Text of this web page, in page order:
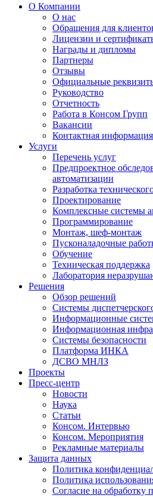
О Компании
О нас
Обращения для
Лицензии и
Награды и дипломы
Партнеры
Отзывы
Официальные
Руководство
Отчетность
Работа в Консом Групп
Вакансии
Контактная информация
Услуги
Перечень услуг
Предпроектное
автоматизации
Разработка
Проектирование
Комплексные системы
Программирование
Монтаж, шеф-монтаж
Пусконаладочные
Обучение
Техническая поддержка
Лаборатория
Решения
Обзор решений
Системы
Информационные
Информационная
Системы безопасности
Платформа ИНКА
ДСВО МНЛЗ
Проекты
Пресс-центр
Новости
Наука
Статьи
Консом. Интервью
Консом. Мероприятия
Рекламные материалы
Защита данных
Политика
Политика
Согласие на обработку